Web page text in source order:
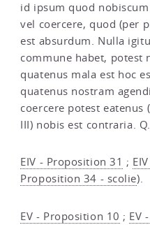
id ipsum quod
vel coercere, quod (per
est absurdum. Nulla
commune habet, potest
quatenus mala est hoc
quatenus nostram
coercere potest
III) nobis est contraria.
EIV - Proposition 31 ;
Proposition 34 - scolie).
EV - Proposition 10 ; EV